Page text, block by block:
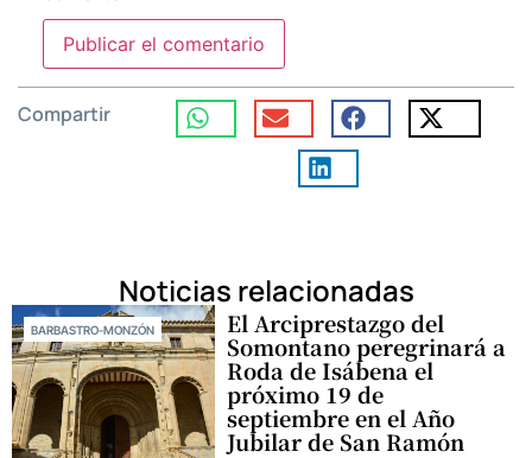
Compartir
Noticias relacionadas
BARBASTRO-MONZÓN El Arciprestazgo del
Somontano peregrinará a
Roda de Isábena el
próximo 19 de
septiembre en el Año
Jubilar de San Ramón